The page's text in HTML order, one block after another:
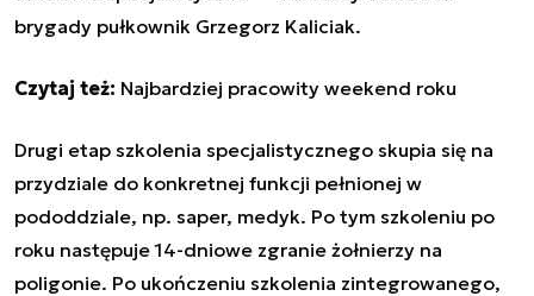
brygady pułkownik Grzegorz Kaliciak.
Czytaj też: Najbardziej pracowity weekend roku
Drugi etap szkolenia specjalistycznego skupia się na
przydziale do konkretnej funkcji pełnionej w
pododdziale, np. saper, medyk. Po tym szkoleniu po
roku następuje 14-dniowe zgranie żołnierzy na
poligonie. Po ukończeniu szkolenia zintegrowanego,